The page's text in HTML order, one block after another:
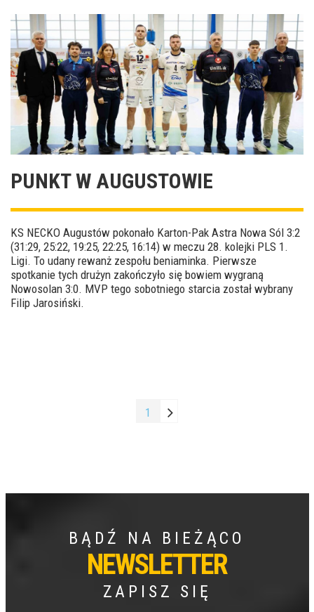
PUNKT W AUGUSTOWIE
KS NECKO Augustów pokonało Karton-Pak Astra Nowa Sól 3:2
(31:29, 25:22, 19:25, 22:25, 16:14) w meczu 28. kolejki PLS 1.
Ligi. To udany rewanż zespołu beniaminka. Pierwsze
spotkanie tych drużyn zakończyło się bowiem wygraną
Nowosolan 3:0. MVP tego sobotniego starcia został wybrany
Filip Jarosiński.
1
BĄDŹ NA BIEŻĄCO
NEWSLETTER
ZAPISZ SIĘ